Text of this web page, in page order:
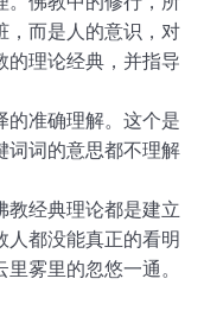
，而是人的意识，对
的理论经典，并指导
的准确理解。这个是
词词的意思都不理解
教经典理论都是建立
人都没能真正的看明
雾里的忽悠一通。